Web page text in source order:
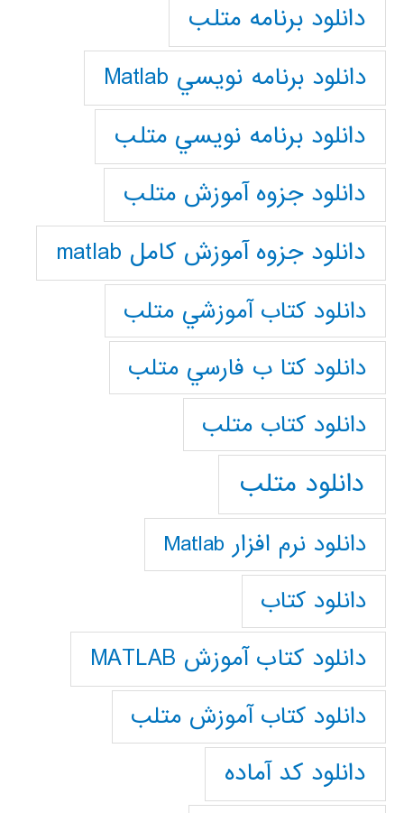
دانلود برنامه متلب
دانلود برنامه نويسي Matlab
دانلود برنامه نويسي متلب
دانلود جزوه آموزش متلب
دانلود جزوه آموزش کامل matlab
دانلود كتاب آموزشي متلب
دانلود كتا ب فارسي متلب
دانلود كتاب متلب
دانلود متلب
دانلود نرم افزار Matlab
دانلود کتاب
دانلود کتاب آموزش MATLAB
دانلود کتاب آموزش متلب
دانلود کد آماده